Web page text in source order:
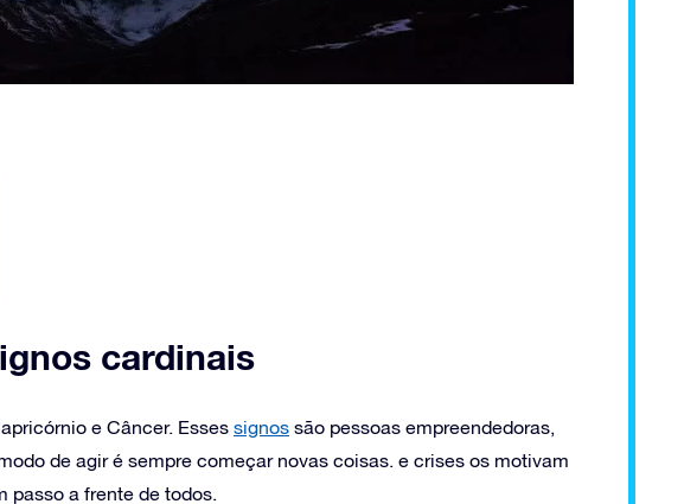
cardinais
e Câncer. Esses signos são pessoas empreendedoras,
de agir é sempre começar novas coisas. e crises os motivam
passo a frente de todos.